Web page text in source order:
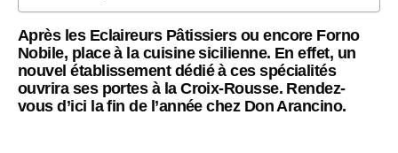
Après les Eclaireurs Pâtissiersou encore Forno
Nobile, place à la cuisine sicilienne. En effet, un
nouvel établissement dédié à ces spécialités
ouvrira ses portes à la Croix-Rousse. Rendez-
vous d’ici la fin de l’année chez Don Arancino.